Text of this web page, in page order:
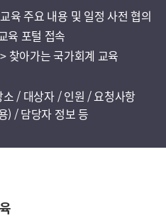
육 주요 내용 및 일정 사전 협의
육 포털 접속
찾아가는 국가회계 교육
소 / 대상자 / 인원 / 요청사항
) / 담당자 정보 등